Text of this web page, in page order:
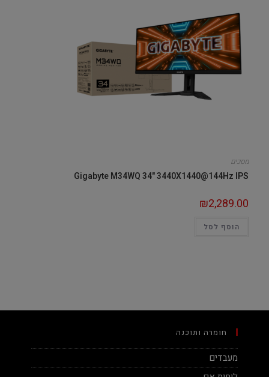
מסכים
Gigabyte M34WQ 34" 3440X1440@144Hz IPS
₪2,289.00
הוסף לסל
חומרה ותוכנה
מעבדים